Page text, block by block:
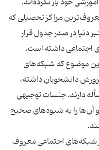
مراکز تحصیلی که
دنیا در صدر جدول قرار
این موضوع که شبکه‌های
دانشجویان داشته‌،
دارند. جلسات توجیهی
و آن‌ها را به شیوه‌های صحیح
شبکه‌های اجتماعی معروف